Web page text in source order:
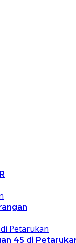
45 di